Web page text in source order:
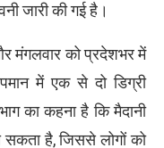
जारी की गई है।
मंगलवार को प्रदेशभर में
में एक से दो डिग्री
का कहना है कि मैदानी
सकता है, जिससे लोगों को